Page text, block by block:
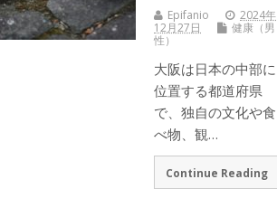
Epifanio
2024年
12月27日
健康（男
性）
大阪は日本の中部に
位置する都道府県
で、独自の文化や食
べ物、観…
Continue Reading